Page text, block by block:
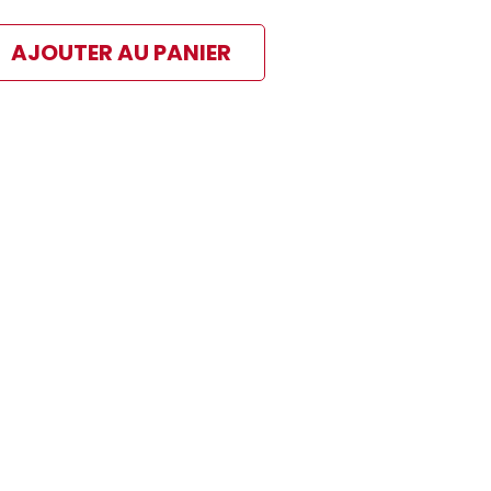
AJOUTER AU PANIER
sélectionné